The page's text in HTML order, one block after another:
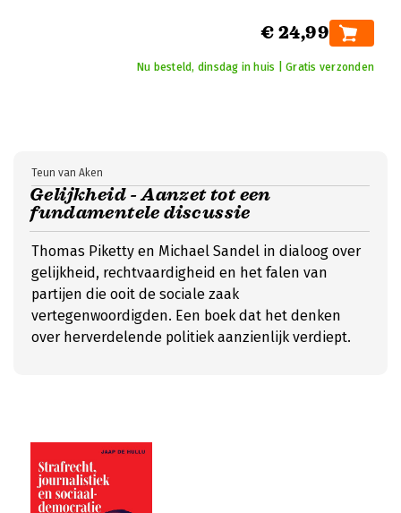
€ 24,99
Nu besteld, dinsdag in huis | Gratis verzonden
Gelijkheid - Aanzet tot een
fundamentele discussie
Teun van Aken
Thomas Piketty en Michael Sandel in dialoog over
gelijkheid, rechtvaardigheid en het falen van
partijen die ooit de sociale zaak
vertegenwoordigden. Een boek dat het denken
over herverdelende politiek aanzienlijk verdiept.